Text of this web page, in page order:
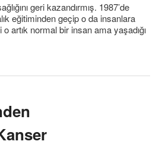
geri kazandırmış. 1987’de
eğitiminden geçip o da insanlara
artık normal bir insan ama yaşadığı